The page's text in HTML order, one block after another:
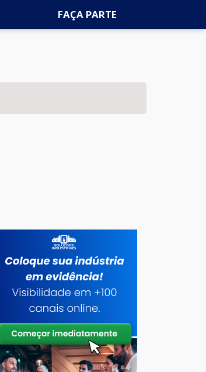
FAÇA PARTE